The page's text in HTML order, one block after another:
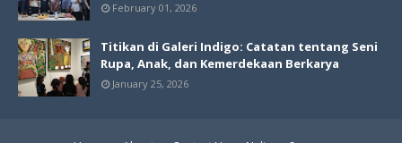
February 01, 2026
Titikan di Galeri Indigo: Catatan tentang Seni
Rupa, Anak, dan Kemerdekaan Berkarya
January 25, 2026